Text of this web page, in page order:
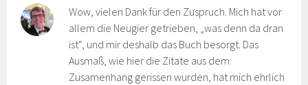
Wow, vielen Dank für den Zuspruch. Mich hat vor
allem die Neugier getrieben, „was denn da dran
ist“, und mir deshalb das Buch besorgt. Das
Ausmaß, wie hier die Zitate aus dem
Zusamenhang gerissen wurden, hat mich ehrlich